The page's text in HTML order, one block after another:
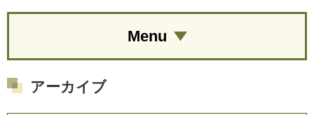
Menu
アーカイブ